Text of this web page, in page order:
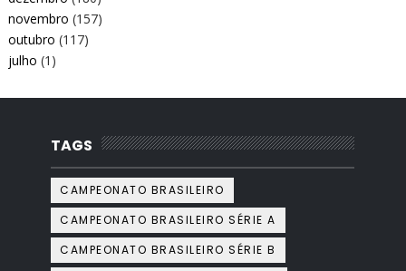
novembro (157)
outubro (117)
julho (1)
TAGS
CAMPEONATO BRASILEIRO
CAMPEONATO BRASILEIRO SÉRIE A
CAMPEONATO BRASILEIRO SÉRIE B